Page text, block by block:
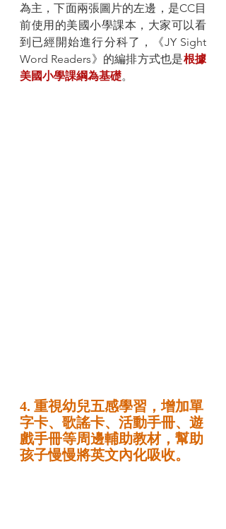
為主，下面兩張圖片的左邊，是CC目
前使用的美國小學課本，大家可以看
到已經開始進行分科了，《JY Sight
Word Readers》的編排方式也是根據
美國小學課綱為基礎。
4. 重視幼兒五感學習，增加單
字卡、歌謠卡、活動手冊、遊
戲手冊等周邊輔助教材，幫助
孩子慢慢將英文內化吸收。